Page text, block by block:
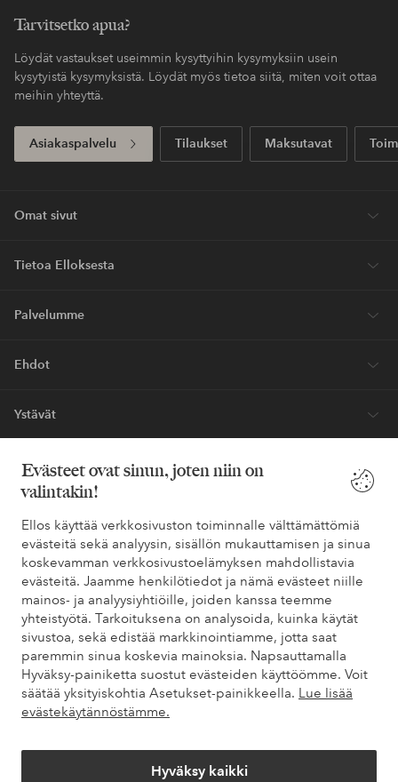
Evästeet ovat sinun, joten niin on
valintakin!
Ellos käyttää verkkosivuston toiminnalle välttämättömiä
evästeitä sekä analyysin, sisällön mukauttamisen ja sinua
koskevamman verkkosivustoelämyksen mahdollistavia
evästeitä. Jaamme henkilötiedot ja nämä evästeet niille
mainos- ja analyysiyhtiöille, joiden kanssa teemme
yhteistyötä. Tarkoituksena on analysoida, kuinka käytät
sivustoa, sekä edistää markkinointiamme, jotta saat
paremmin sinua koskevia mainoksia. Napsauttamalla
Hyväksy-painiketta suostut evästeiden käyttöömme. Voit
säätää yksityiskohtia Asetukset-painikkeella. Lue lisää
evästekäytännöstämme.
Hyväksy kaikki
Tarvitsetko apua?
Löydät vastaukset useimmin kysyttyihin kysymyksiin usein
kysytyistä kysymyksistä. Löydät myös tietoa siitä, miten voit ottaa
meihin yhteyttä.
Asiakaspalvelu Tilaukset Maksutavat
Omat sivut
Tietoa Elloksesta
Palvelumme
Ehdot
Ystävät
Turvalliset maksut – maksa nyt tai erissä
Haluatko tietää
lisää maksuvaihtoehdoistamme
elpy elpy
Suomi - Valitse maa
Facebook Instagram Pinterest Youtube